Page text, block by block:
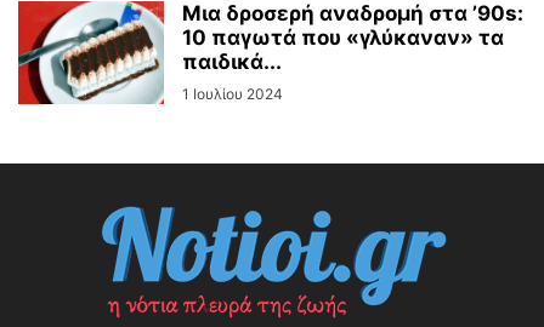
Μια δροσερή αναδρομή στα ’90s:
10 παγωτά που «γλύκαναν» τα
παιδικά...
1 Ιουλίου 2024